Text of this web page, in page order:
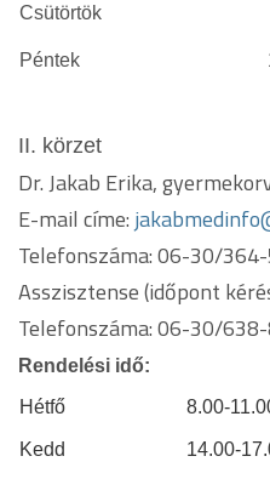
Csütörtök
Péntek
II. körzet
Dr. Jakab Erika,
E-mail címe:
Telefonszáma: 06-30/
Asszisztense (időpont
Telefonszáma: 06-30/
Rendelési idő:
Hétfő
8.00-
Kedd 14.00-